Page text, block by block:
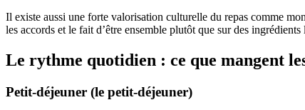
Il existe aussi une forte valorisation culturelle du repas comme
les accords et le fait d’être ensemble plutôt que sur des
Le rythme quotidien : ce que mangent
Petit-déjeuner (le petit-déjeuner)